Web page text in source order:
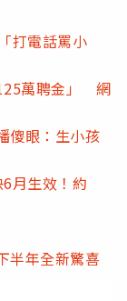
打電話罵小
萬聘金」 網
傻眼：生小孩
月生效！約
半年全新驚喜